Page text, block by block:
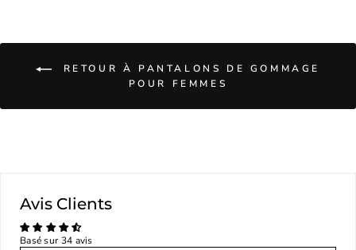
RETOUR À PANTALONS DE GOMMAGE
POUR FEMMES
Avis Clients
Basé sur 34 avis